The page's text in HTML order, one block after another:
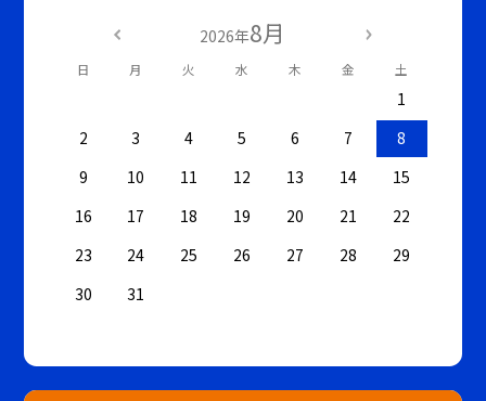
2026年8月
日 月 火 水 木 金 土
1
2
3 4 5 6 7
8
9
10 11 12 13 14
15
16
17 18 19 20 21
22
23
24 25 26 27 28
29
30
31